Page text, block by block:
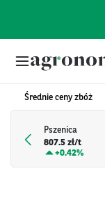
Średnie ceny zbóż
Pszenica
807.5 zł/t
+0.42%